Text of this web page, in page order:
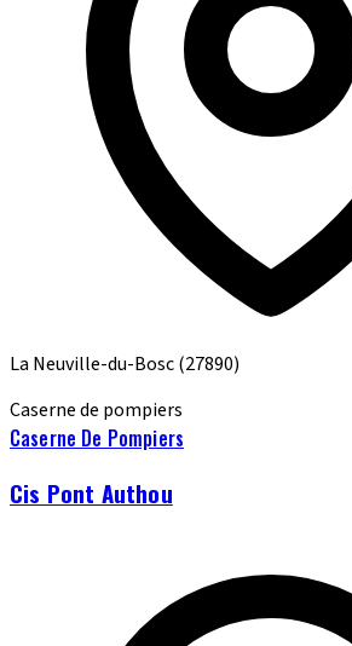
La Neuville-du-Bosc(27890)
Caserne de pompiers
Caserne De Pompiers
Cis Pont Authou